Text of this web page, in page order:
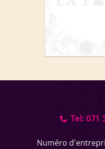
Tel: 071
Numéro